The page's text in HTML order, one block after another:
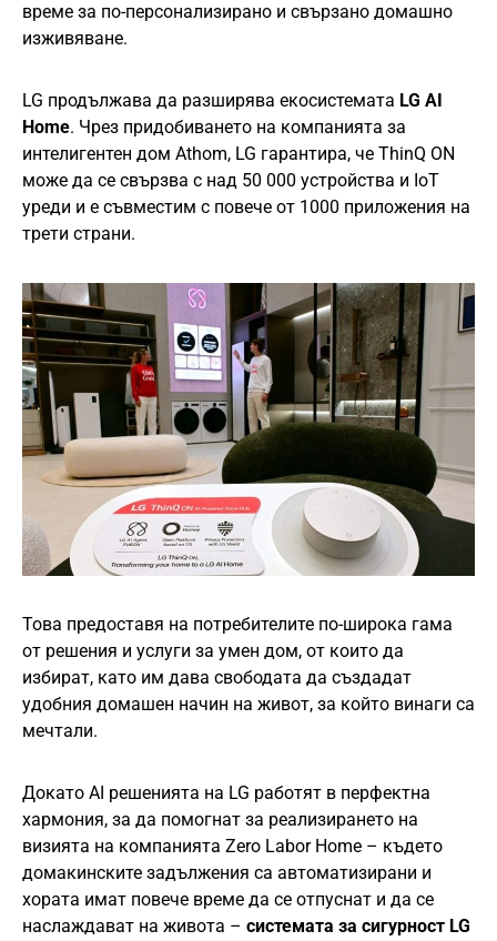
време за по-персонализирано и свързано домашно
изживяване.
LG продължава да разширява екосистемата LG AI
Home. Чрез придобиването на компанията за
интелигентен дом Athom, LG гарантира, че ThinQ ON
може да се свързва с над 50 000 устройства и IoT
уреди и е съвместим с повече от 1000 приложения на
трети страни.
Това предоставя на потребителите по-широка гама
от решения и услуги за умен дом, от които да
избират, като им дава свободата да създадат
удобния домашен начин на живот, за който винаги са
мечтали.
Докато AI решенията на LG работят в перфектна
хармония, за да помогнат за реализирането на
визията на компанията Zero Labor Home – където
домакинските задължения са автоматизирани и
хората имат повече време да се отпуснат и да се
наслаждават на живота – системата за сигурност LG